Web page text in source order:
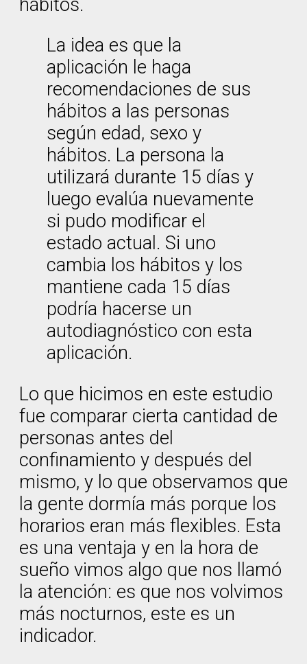
hábitos.
La idea es que la
aplicación le haga
recomendaciones de sus
hábitos a las personas
según edad, sexo y
hábitos. La persona la
utilizará durante 15 días y
luego evalúa nuevamente
si pudo modificar el
estado actual. Si uno
cambia los hábitos y los
mantiene cada 15 días
podría hacerse un
autodiagnóstico con esta
aplicación.
Lo que hicimos en este estudio
fue comparar cierta cantidad de
personas antes del
confinamiento y después del
mismo, y lo que observamos que
la gente dormía más porque los
horarios eran más flexibles. Esta
es una ventaja y en la hora de
sueño vimos algo que nos llamó
la atención: es que nos volvimos
más nocturnos, este es un
indicador.